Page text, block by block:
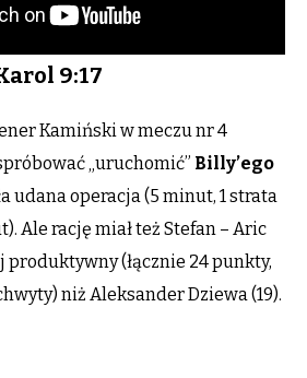
9:17
Kamiński w meczu nr 4
„uruchomić” Billy’ego
udana operacja (5 minut, 1 strata
Ale rację miał też Stefan – Aric
produktywny (łącznie 24 punkty,
niż Aleksander Dziewa (19).